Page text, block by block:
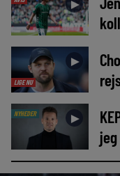
►
LIGE NU
►
NYHEDER ►